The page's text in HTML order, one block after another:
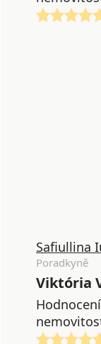
Safiullina
Poradkyně
Viktória